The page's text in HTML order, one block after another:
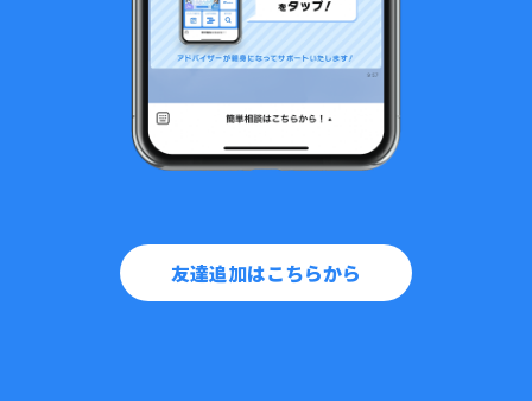
友達追加はこちらから